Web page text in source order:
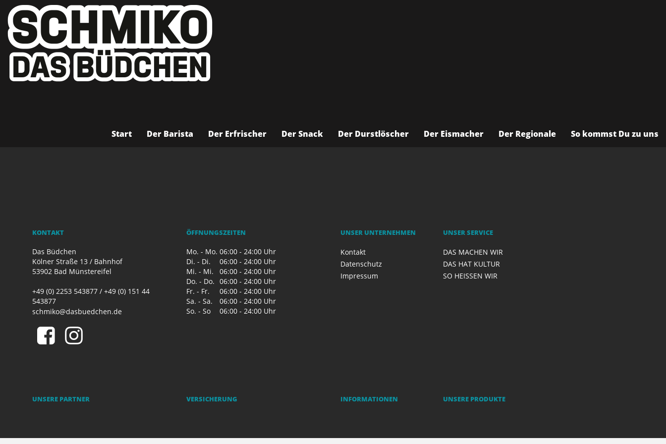
Start Der Barista Der Erfrischer Der Snack Der Durstlöscher Der Eismacher Der Regionale So kommst Du zu uns
Termine & News
LIEFERANT NR 2 DAGERNOVA
KONTAKT
Das Büdchen
Kölner Straße 13 / Bahnhof
53902 Bad Münstereifel
+49 (0) 2253 543877 / +49 (0) 151 44
543877
schmiko@dasbuedchen.de
ÖFFNUNGSZEITEN
Mo. - Mo. 06:00 - 24:00 Uhr
Di. - Di.
06:00 - 24:00 Uhr
Mi. - Mi.
06:00 - 24:00 Uhr
Do. - Do. 06:00 - 24:00 Uhr
Fr. - Fr.
06:00 - 24:00 Uhr
Sa. - Sa.
06:00 - 24:00 Uhr
So. - So
06:00 - 24:00 Uhr
UNSER UNTERNEHMEN
Kontakt
Datenschutz
Impressum
UNSER SERVICE
DAS MACHEN WIR
DAS HAT KULTUR
SO HEISSEN WIR
UNSERE PARTNER VERSICHERUNG INFORMATIONEN UNSERE PRODUKTE